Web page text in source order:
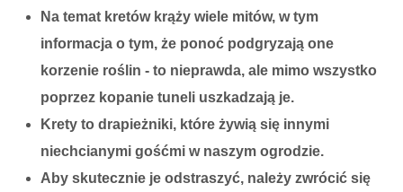
Na temat kretów krąży wiele mitów, w tym
informacja o tym, że ponoć podgryzają one
korzenie roślin - to nieprawda, ale mimo wszystko
poprzez kopanie tuneli uszkadzają je.
Krety to drapieżniki, które żywią się innymi
niechcianymi gośćmi w naszym ogrodzie.
Aby skutecznie je odstraszyć, należy zwrócić się